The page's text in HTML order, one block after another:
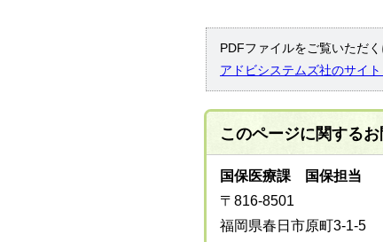
PDFファイルをご覧いただ
アドビシステムズ社のサイト
このページに関する
国保医療課 国保担当
〒816-8501
福岡県春日市原町3-1-5